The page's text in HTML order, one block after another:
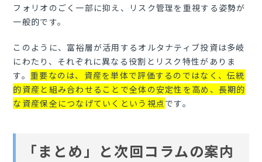
フォリオのごく一部に抑え、リスク管理を重視する姿勢が
一般的です。
このように、富裕層が活用するオルタナティブ投資は多岐
にわたり、それぞれに異なる役割とリスク特性がありま
す。 重要なのは、資産を単体で評価するのではなく、伝統
的資産と組み合わせることで全体の安定性を高め、長期的
な資産保全につなげていくという視点 です。
「まとめ」と次回コラムの案内